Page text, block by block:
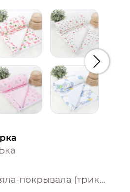
Детские одеяла-покрывала (трикотаж)